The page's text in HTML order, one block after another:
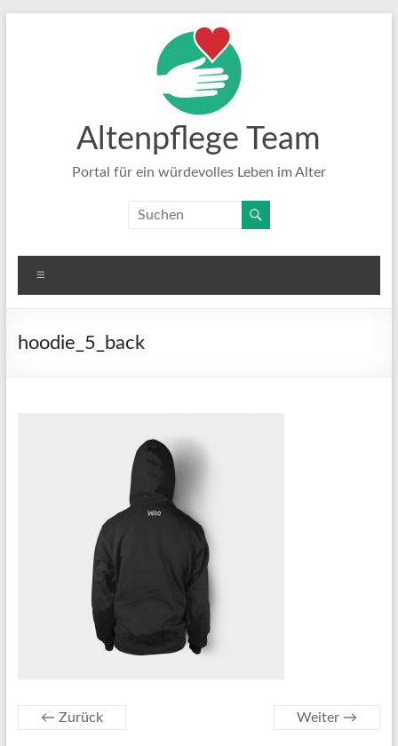
Altenpflege Team
Portal für ein würdevolles Leben im Alter
hoodie_5_back
← Zurück Weiter →